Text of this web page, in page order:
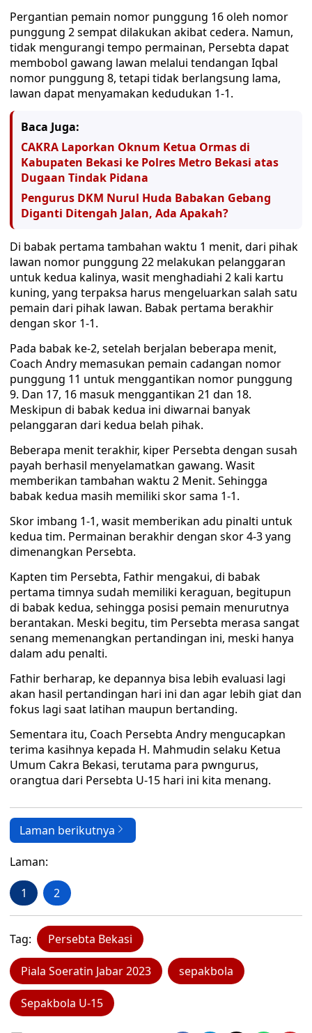
Pergantian pemain nomor punggung 16 oleh nomor
punggung 2 sempat dilakukan akibat cedera. Namun,
tidak mengurangi tempo permainan, Persebta dapat
membobol gawang lawan melalui tendangan Iqbal
nomor punggung 8, tetapi tidak berlangsung lama,
lawan dapat menyamakan kedudukan 1-1.
Baca Juga:
CAKRA Laporkan Oknum Ketua Ormas di
Kabupaten Bekasi ke Polres Metro Bekasi atas
Dugaan Tindak Pidana
Pengurus DKM Nurul Huda Babakan Gebang
Diganti Ditengah Jalan, Ada Apakah?
Di babak pertama tambahan waktu 1 menit, dari pihak
lawan nomor punggung 22 melakukan pelanggaran
untuk kedua kalinya, wasit menghadiahi 2 kali kartu
kuning, yang terpaksa harus mengeluarkan salah satu
pemain dari pihak lawan. Babak pertama berakhir
dengan skor 1-1.
Pada babak ke-2, setelah berjalan beberapa menit,
Coach Andry memasukan pemain cadangan nomor
punggung 11 untuk menggantikan nomor punggung
9. Dan 17, 16 masuk menggantikan 21 dan 18.
Meskipun di babak kedua ini diwarnai banyak
pelanggaran dari kedua belah pihak.
Beberapa menit terakhir, kiper Persebta dengan susah
payah berhasil menyelamatkan gawang. Wasit
memberikan tambahan waktu 2 Menit. Sehingga
babak kedua masih memiliki skor sama 1-1.
Skor imbang 1-1, wasit memberikan adu pinalti untuk
kedua tim. Permainan berakhir dengan skor 4-3 yang
dimenangkan Persebta.
Kapten tim Persebta, Fathir mengakui, di babak
pertama timnya sudah memiliki keraguan, begitupun
di babak kedua, sehingga posisi pemain menurutnya
berantakan. Meski begitu, tim Persebta merasa sangat
senang memenangkan pertandingan ini, meski hanya
dalam adu penalti.
Fathir berharap, ke depannya bisa lebih evaluasi lagi
akan hasil pertandingan hari ini dan agar lebih giat dan
fokus lagi saat latihan maupun bertanding.
Sementara itu, Coach Persebta Andry mengucapkan
terima kasihnya kepada H. Mahmudin selaku Ketua
Umum Cakra Bekasi, terutama para pwngurus,
orangtua dari Persebta U-15 hari ini kita menang.
Laman berikutnya
Laman:
1 2
Tag: Persebta Bekasi
Piala Soeratin Jabar 2023 sepakbola
Sepakbola U-15